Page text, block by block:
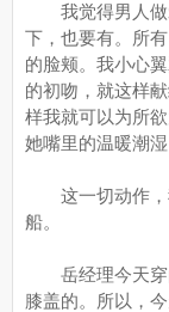
我觉得男人做
下，也要有。所
的脸颊。我小心
的初吻，就这样
样我就可以为所
她嘴里的温暖潮
这一切动作，
船。
岳经理今天穿
膝盖的。所以，